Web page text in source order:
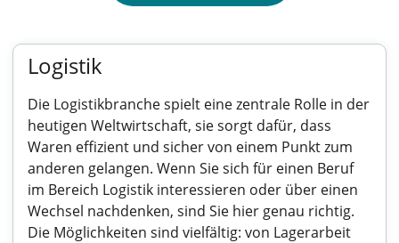
Logistik
Die Logistikbranche spielt eine zentrale Rolle in der
heutigen Weltwirtschaft, sie sorgt dafür, dass
Waren effizient und sicher von einem Punkt zum
anderen gelangen. Wenn Sie sich für einen Beruf
im Bereich Logistik interessieren oder über einen
Wechsel nachdenken, sind Sie hier genau richtig.
Die Möglichkeiten sind vielfältig: von Lagerarbeit